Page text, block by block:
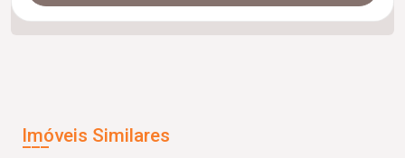
Imóveis Similares